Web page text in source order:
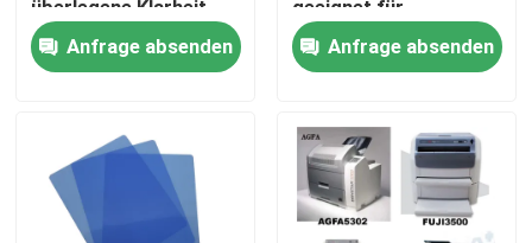
Produkte
Über uns
überlegene Klarheit
und Detail für
radiographische
Bildgebung
Anfrage absenden
geeignet für
industrielle
Verpackungs- und
Druckanwendungen
Kosten
Anfrage absenden